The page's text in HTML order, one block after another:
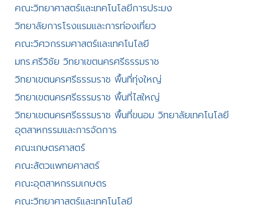
คณะวิทยาศาสตร์และเทคโนโลยีการประมง
วิทยาลัยการโรงแรมและการท่องเที่ยว
คณะวิศวกรรมศาสตร์และเทคโนโลยี
มทร.ศรีวิชัย วิทยาเขตนครศรีธรรมราช
วิทยาเขตนครศรีธรรมราช พื้นที่ทุ่งใหญ่
วิทยาเขตนครศรีธรรมราช พื้นที่ไสใหญ่
วิทยาเขตนครศรีธรรมราช พื้นที่ขนอม วิทยาลัยเทคโนโลยี
อุตสาหกรรมและการจัดการ
คณะเกษตรศาสตร์
คณะสัตวแพทยศาสตร์
คณะอุตสาหกรรมเกษตร
คณะวิทยาศาสตร์และเทคโนโลยี